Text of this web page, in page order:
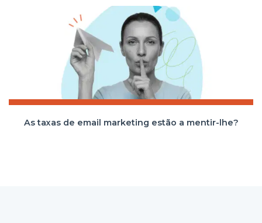
As taxas de email marketing estão a mentir-lhe?